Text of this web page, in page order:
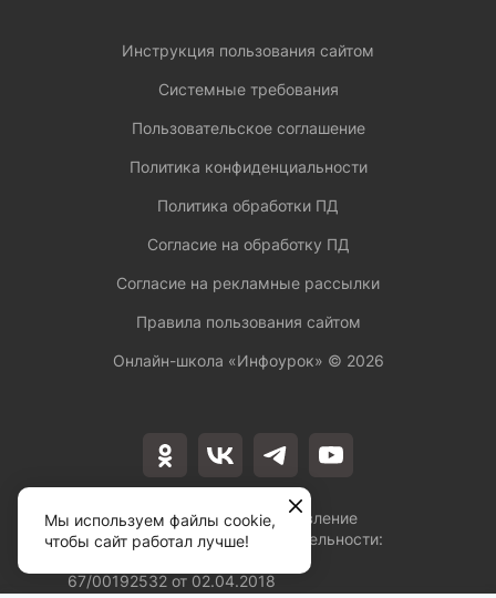
Лицензия на осуществление
образовательной деятельности:
67/00192532 от 02.04.2018
Инструкция пользования сайтом
Системные требования
Пользовательское соглашение
Политика конфиденциальности
Политика обработки ПД
Согласие на обработку ПД
Согласие на рекламные рассылки
Правила пользования сайтом
Онлайн-школа «Инфоурок» © 2026
Мы используем файлы cookie,
чтобы сайт работал лучше!